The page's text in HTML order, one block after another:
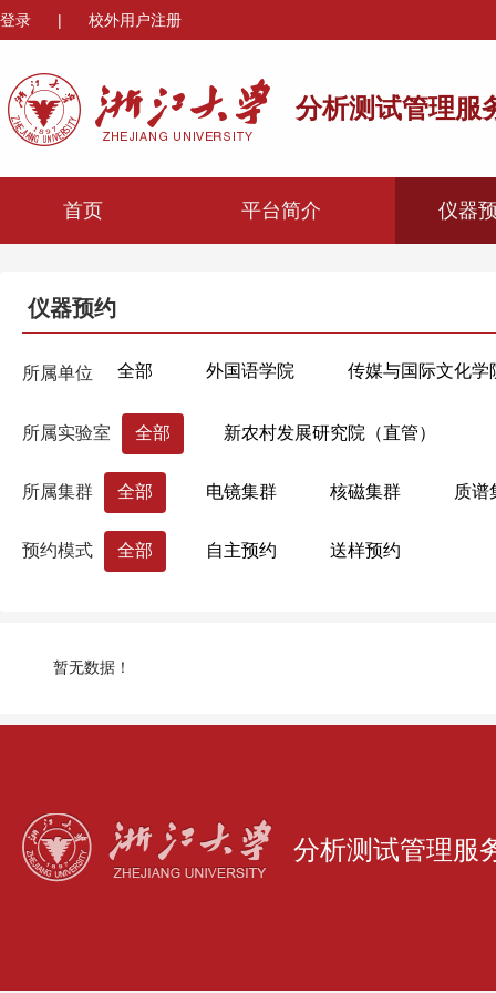
登录 | 校外用户注册
分析测试管理服
首页 平台简介 仪器
仪器预约
所属单位 全部 外国语学院 传媒与国际文化学
心理与行为科学系
海洋学院
生物医学工程与仪器科学学院 生命科学学
药学院
生命科学研究院
所属实验室 全部 新农村发展研究院（直管）
所属集群 全部 电镜集群 核磁集群 质谱
预约模式 全部 自主预约 送样预约
暂无数据！
分析测试管理服